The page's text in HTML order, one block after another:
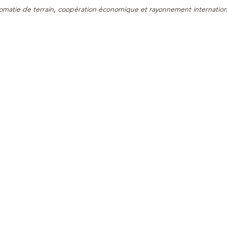
de terrain, coopération économique et rayonnement